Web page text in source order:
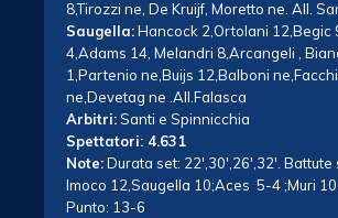
8,Tirozzi ne, De Kruijf, Moretto ne. All.
Saugella:Hancock 2,Ortolani 12,Begic
4,Adams 14, Melandri 8,Arcangeli ,
1,Partenio ne,Buijs 12,Balboni
ne,Devetag ne .All.Falasca
Arbitri:Santi e Spinnicchia
Spettatori: 4.631
Note:Durata set: 22′,30′,26′,32′.
Imoco 12,Saugella 10;Aces 5-4 ;Muri
Punto: 13-6